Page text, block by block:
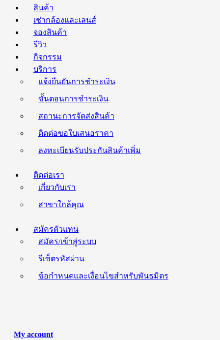
สินค้า
เช่ากล้องและเลนส์
จองสินค้า
รีวิว
กิจกรรม
บริการ
แจ้งยืนยันการชำระเงิน
ขั้นตอนการชำระเงิน
สถานะการจัดส่งสินค้า
ติดต่อขอใบเสนอราคา
ลงทะเบียนรับประกันสินค้าเพิ่ม
ติดต่อเรา
เกี่ยวกับเรา
สาขาใกล้คุณ
สมัครตัวแทน
สมัคร/เข้าสู่ระบบ
รีเซ็ตรหัสผ่าน
ข้อกำหนดและเงื่อนไขสำหรับพันธมิตร
My account